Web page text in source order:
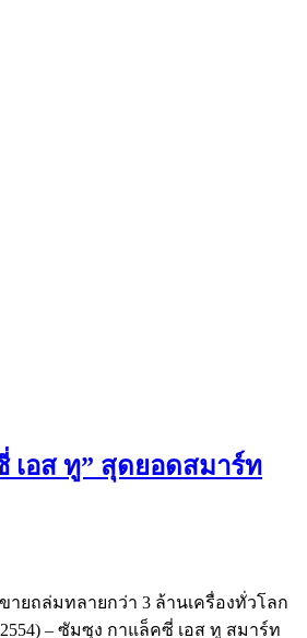
เอส ทู” สุดยอดสมาร์ท
ายถล่มทลายกว่า 3 ล้านเครื่องทั่วโลก
– ซัมซุง กาแล็คซี่ เอส ทู สมาร์ท